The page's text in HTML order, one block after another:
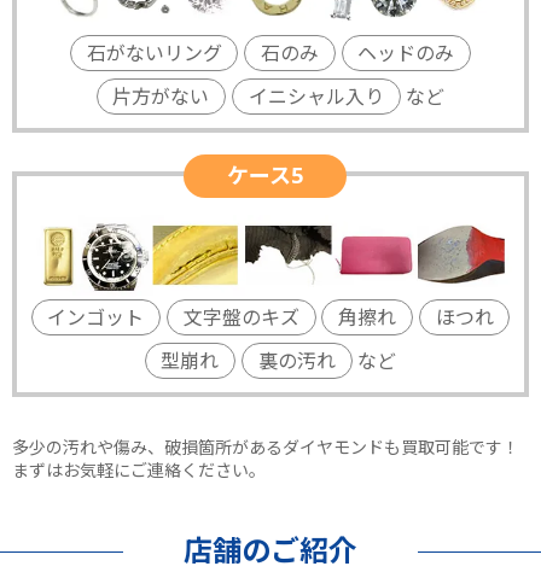
石がないリング 石のみ
ヘッドのみ
片方がない
イニシャル入り など
ケース5
インゴット 文字盤のキズ 角擦れ
ほつれ
型崩れ
裏の汚れ など
多少の汚れや傷み、破損箇所があるダイヤモンドも買取可能です！
まずはお気軽にご連絡ください。
店舗のご紹介